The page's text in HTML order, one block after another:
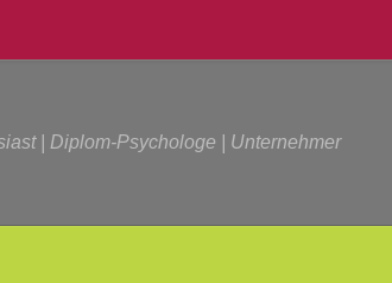
| Diplom-Psychologe | Unternehmer